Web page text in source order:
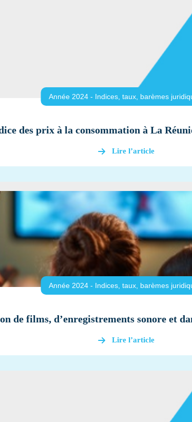
Année 2024 - Indices, taux, barèmes
des prix à la consommation à La
Lire l’article
Année 2024 - Indices, taux, barèmes
de films, d’enregistrements sonore et
Lire l’article